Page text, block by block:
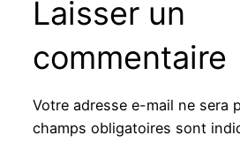
Laisser un
commentaire
Votre adresse e-mail ne sera
champs obligatoires sont